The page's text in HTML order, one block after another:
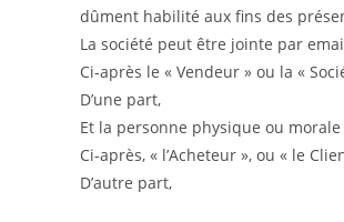
dûment habilité aux fins des
La société peut être jointe par
Ci-après le « Vendeur » ou la «
D’une part,
Et la personne physique ou
Ci-après, « l’Acheteur », ou « le
D’autre part,